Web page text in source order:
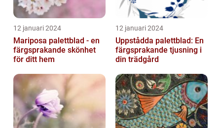
12 januari 2024
Mariposa palettblad - en
färgsprakande skönhet
för ditt hem
12 januari 2024
Uppstådda palettblad: En
färgsprakande tjusning i
din trädgård